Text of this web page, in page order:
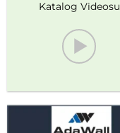
Katalog Videosu